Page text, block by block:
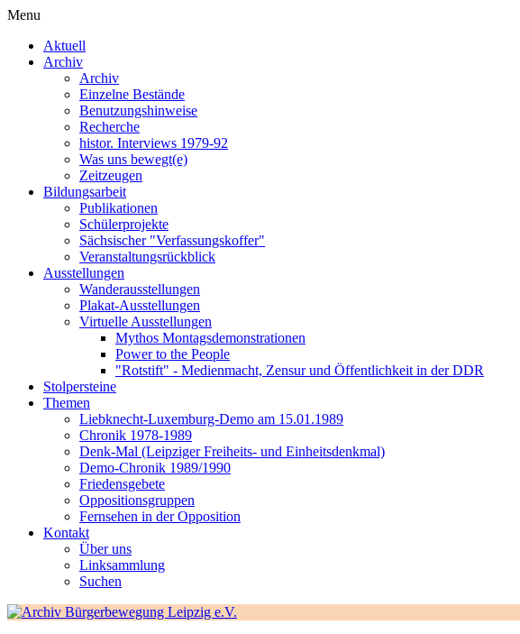
Menu
Aktuell
Archiv
Archiv
Einzelne Bestände
Benutzungshinweise
Recherche
histor. Interviews 1979-92
Was uns bewegt(e)
Zeitzeugen
Bildungsarbeit
Publikationen
Schülerprojekte
Sächsischer "Verfassungskoffer"
Veranstaltungsrückblick
Ausstellungen
Wanderausstellungen
Plakat-Ausstellungen
Virtuelle Ausstellungen
Mythos Montagsdemonstrationen
Power to the People
"Rotstift" - Medienmacht, Zensur und Öffentlichkeit in der DDR
Stolpersteine
Themen
Liebknecht-Luxemburg-Demo am 15.01.1989
Chronik 1978-1989
Denk-Mal (Leipziger Freiheits- und Einheitsdenkmal)
Demo-Chronik 1989/1990
Friedensgebete
Oppositionsgruppen
Fernsehen in der Opposition
Kontakt
Über uns
Linksammlung
Suchen